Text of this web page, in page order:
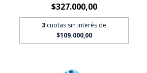
$327.000,00
3 cuotas sin interés de
$109.000,00